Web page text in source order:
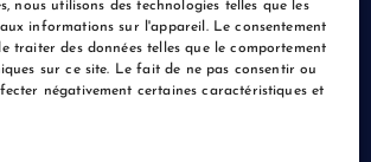
nous utilisons des technologies telles que les
informations sur l'appareil. Le consentement
traiter des données telles que le comportement
sur ce site. Le fait de ne pas consentir ou
négativement certaines caractéristiques et